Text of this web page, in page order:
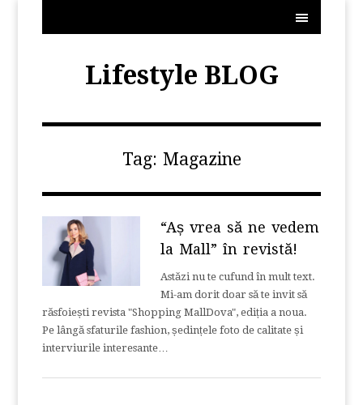
Lifestyle BLOG
Tag: Magazine
“Aș vrea să ne vedem
la Mall” în revistă!
Astăzi nu te cufund în mult text.
Mi-am dorit doar să te invit să
răsfoiești revista "Shopping MallDova", ediția a noua.
Pe lângă sfaturile fashion, ședințele foto de calitate și
interviurile interesante…